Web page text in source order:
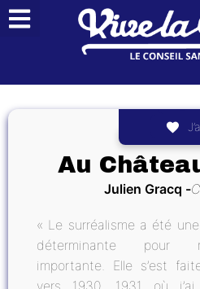
Au
Julien Gracq
« Le surréalisme a été
déterminante pour
importante. Elle s’est
vers 1930, 1931 où